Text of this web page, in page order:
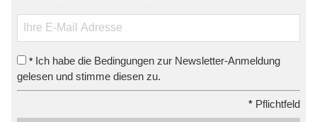
* Ich habe die Bedingungen zur Newsletter-Anmeldung
gelesen und stimme diesen zu.
* Pflichtfeld